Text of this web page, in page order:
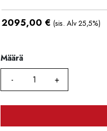
2095,00 € (sis. Alv 25,5%)
Määrä
Määrä